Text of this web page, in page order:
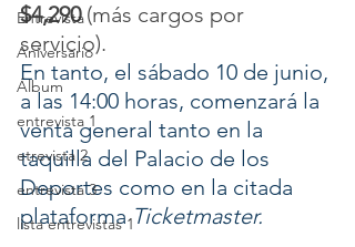
Entrevista
Aniversario
Álbum
entrevista 1
etrevista 2
entrevista 3
lista entrevistas 1
$4,290 (más cargos por
servicio).
En tanto, el sábado 10 de junio,
a las 14:00 horas, comenzará la
venta general tanto en la
taquilla del Palacio de los
Deportes como en la citada
plataforma Ticketmaster.